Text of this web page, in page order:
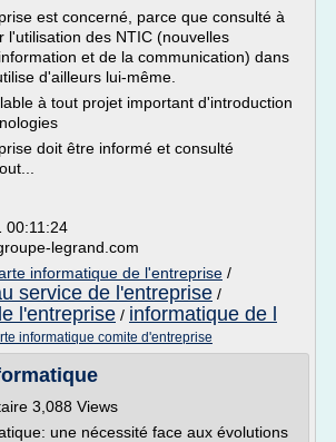
est concerné, parce que consulté à
l'utilisation des NTIC (nouvelles
et de la communication) dans
d'ailleurs lui-même.
à tout projet important d'introduction
doit être informé et consulté
00:11:24
legrand.com
informatique de l'entreprise /
service de l'entreprise /
l'entreprise / informatique de l
informatique comite d'entreprise
3,088 Views
une nécessité face aux évolutions